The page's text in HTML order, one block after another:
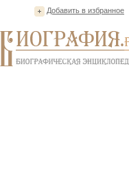
Добавить в избранное